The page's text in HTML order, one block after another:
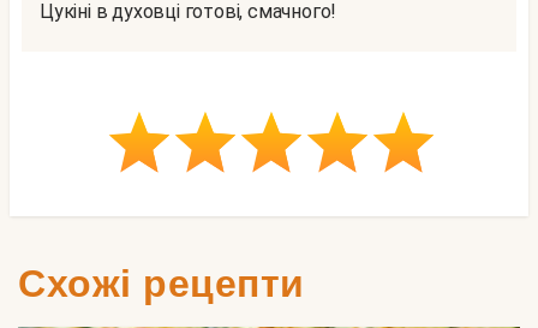
Цукіні в духовці готові, смачного!
Схожі рецепти